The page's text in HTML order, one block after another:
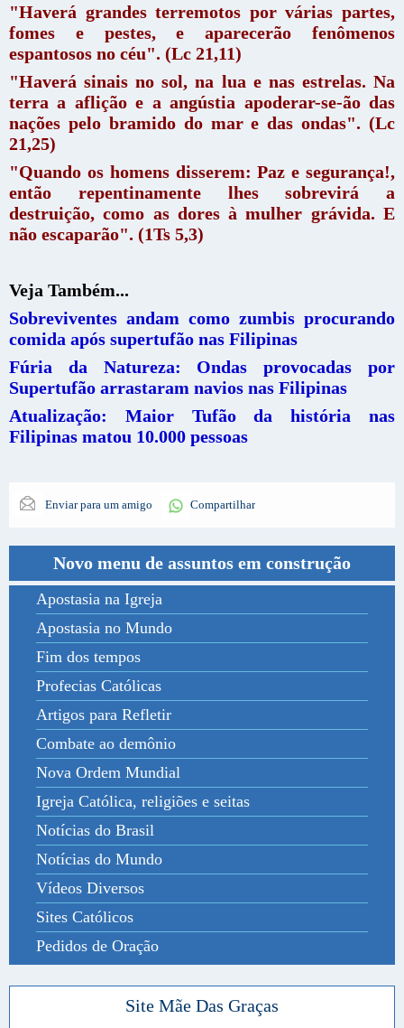
"Haverá grandes terremotos por várias partes,
fomes e pestes, e aparecerão fenômenos
espantosos no céu". (Lc 21,11)
"Haverá sinais no sol, na lua e nas estrelas. Na
terra a aflição e a angústia apoderar-se-ão das
nações pelo bramido do mar e das ondas". (Lc
21,25)
"Quando os homens disserem: Paz e segurança!,
então repentinamente lhes sobrevirá a
destruição, como as dores à mulher grávida. E
não escaparão". (1Ts 5,3)
Veja Também...
Sobreviventes andam como zumbis procurando
comida após supertufão nas Filipinas
Fúria da Natureza: Ondas provocadas por
Supertufão arrastaram navios nas Filipinas
Atualização: Maior Tufão da história nas
Filipinas matou 10.000 pessoas
Enviar para um amigo Compartilhar
Novo menu de assuntos em construção
Apostasia na Igreja
Apostasia no Mundo
Fim dos tempos
Profecias Católicas
Artigos para Refletir
Combate ao demônio
Nova Ordem Mundial
Igreja Católica, religiões e seitas
Notícias do Brasil
Notícias do Mundo
Vídeos Diversos
Sites Católicos
Pedidos de Oração
Site Mãe Das Graças